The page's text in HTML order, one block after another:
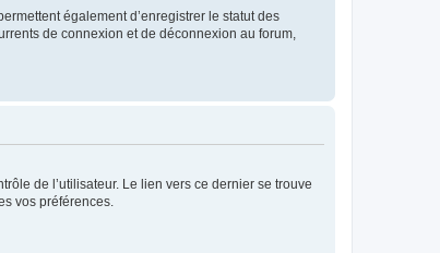
également d’enregistrer le statut des
de connexion et de déconnexion au forum,
de l’utilisateur. Le lien vers ce dernier se trouve
vos préférences.